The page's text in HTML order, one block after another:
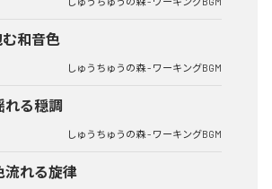
和音色
しゅうちゅうの森 - ワーキングBGM
れる穏調
しゅうちゅうの森 - ワーキングBGM
流れる旋律